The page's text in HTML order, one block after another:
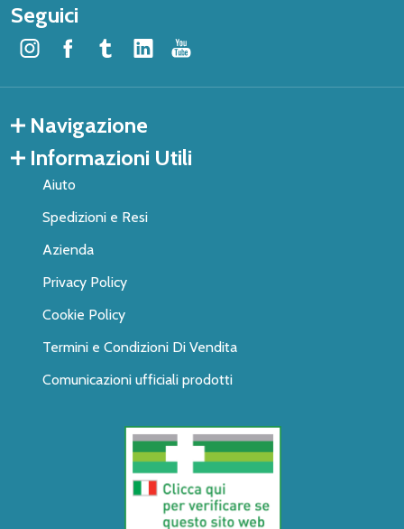
Seguici
Navigazione
Informazioni Utili
Aiuto
Spedizioni e Resi
Azienda
Privacy Policy
Cookie Policy
Termini e Condizioni Di Vendita
Comunicazioni ufficiali prodotti